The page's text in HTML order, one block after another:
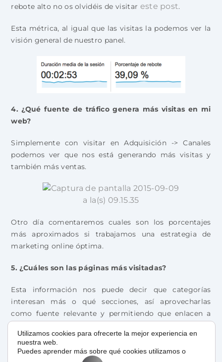
rebote alto no os olvidéis de visitar este post.
Esta métrica, al igual que las visitas la podemos ver la
visión general de nuestro panel.
4. ¿Qué fuente de tráfico genera más visitas en mi
web?
Simplemente con visitar en Adquisición -> Canales
podemos ver que nos está generando más visitas y
también más ventas.
Otro día comentaremos cuales son los porcentajes
más aproximados si trabajamos una estrategia de
marketing online óptima.
5. ¿Cuáles son las páginas más visitadas?
Esta información nos puede decir que categorías
interesan más o qué secciones, así aprovecharlas
como fuente relevante y permitiendo que enlacen a
Utilizamos cookies para ofrecerte la mejor experiencia en
nuestra web.
Puedes aprender más sobre qué cookies utilizamos o